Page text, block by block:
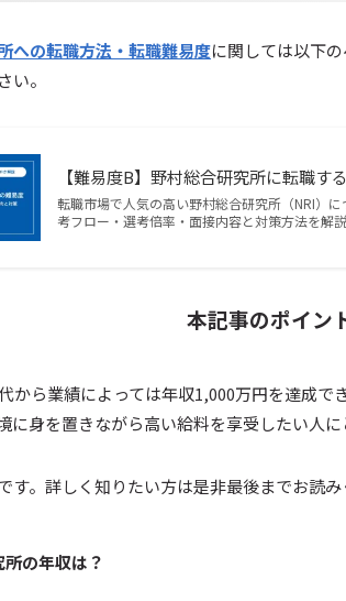
への転職方法・転職難易度に関しては以下
い。
【難易度B】野村総合研究所に転職す
転職市場で人気の高い野村総合研究所（NRI）
考フロー・選考倍率・面接内容と対策方法を解
本記事のポイン
から業績によっては年収1,000万円を達成で
に身を置きながら高い給料を享受したい人に
す。詳しく知りたい方は是非最後までお読み
の年収は？